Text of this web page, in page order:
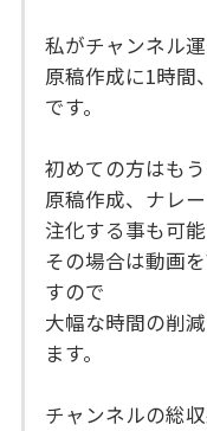
私がチャンネル
原稿作成に1時間
です。
初めての方はも
原稿作成、ナレ
注化する事も可能
その場合は動画
すので
大幅な時間の削
ます。
チャンネルの総